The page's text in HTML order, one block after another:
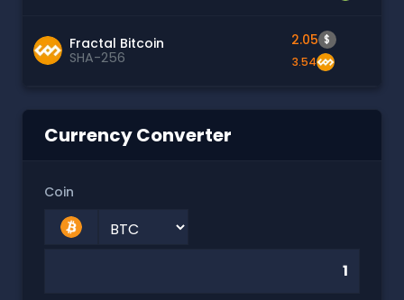
Fractal Bitcoin
SHA-256
2.05 $
3.54
Currency Converter
Coin